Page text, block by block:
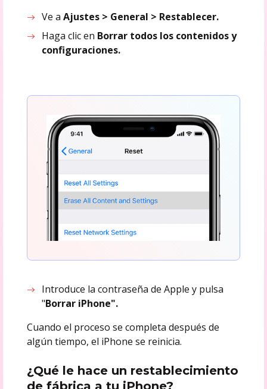
Ve aAjustes > General > Restablecer.
Haga clic en Borrar todos los contenidos y
configuraciones.
Introduce la contraseña de Apple y pulsa
"Borrar iPhone".
Cuando el proceso se completa después de
algún tiempo, el iPhone se reinicia.
¿Qué le hace un restablecimiento
de fábrica a tu iPhone?